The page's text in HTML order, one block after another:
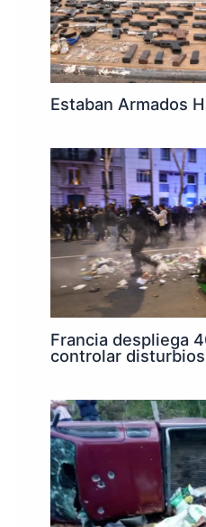
Estaban Armados
Francia despliega
controlar disturbios